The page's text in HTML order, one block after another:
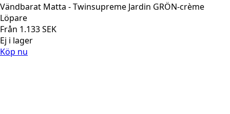
Vändbarat Matta - Twinsupreme Jardin GRÖN-crème
Löpare
Från 1.133SEK
Ej i lager
Köp nu